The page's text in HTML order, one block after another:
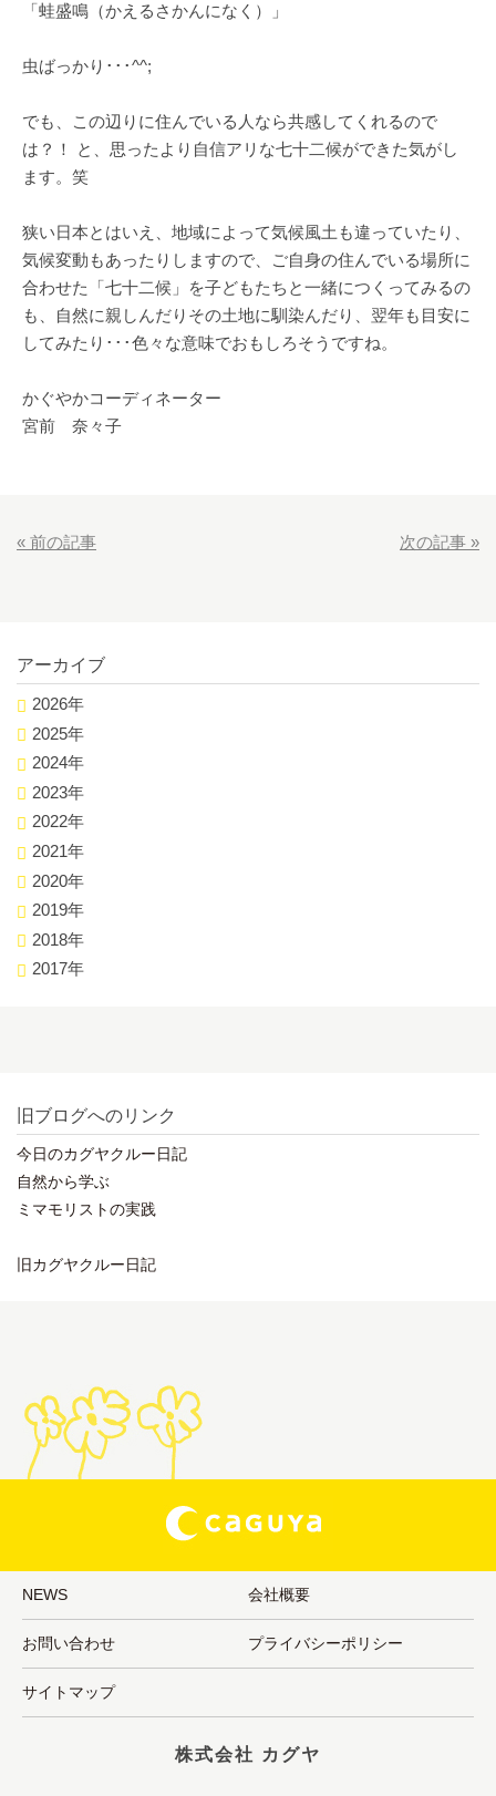
「蛙盛鳴（かえるさかんになく）」
虫ばっかり･･･^^;
でも、この辺りに住んでいる人なら共感してくれるので
は？！ と、思ったより自信アリな七十二候ができた気がし
ます。笑
狭い日本とはいえ、地域によって気候風土も違っていたり、
気候変動もあったりしますので、ご自身の住んでいる場所に
合わせた「七十二候」を子どもたちと一緒につくってみるの
も、自然に親しんだりその土地に馴染んだり、翌年も目安に
してみたり･･･色々な意味でおもしろそうですね。
かぐやかコーディネーター
宮前 奈々子
« 前の記事 次の記事 »
アーカイブ
2026年
2025年
2024年
2023年
2022年
2021年
2020年
2019年
2018年
2017年
旧ブログへのリンク
今日のカグヤクルー日記
自然から学ぶ
ミマモリストの実践
旧カグヤクルー日記
NEWS 会社概要
お問い合わせ プライバシーポリシー
サイトマップ
株式会社 カグヤ